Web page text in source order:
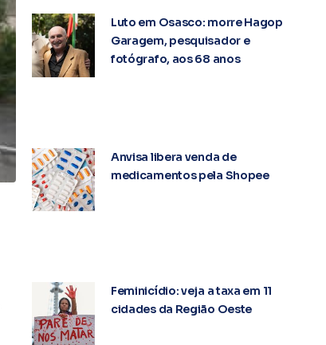
Luto em Osasco: morre Hagop
Garagem, pesquisador e
fotógrafo, aos 68 anos
Anvisa libera venda de
medicamentos pela Shopee
Feminicídio: veja a taxa em 11
cidades da Região Oeste